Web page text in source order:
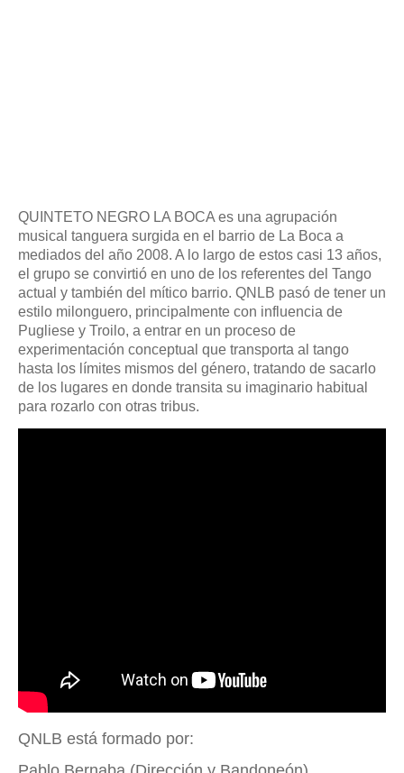
QUINTETO NEGRO LA BOCA es una agrupación
musical tanguera surgida en el barrio de La Boca a
mediados del año 2008. A lo largo de estos casi 13 años,
el grupo se convirtió en uno de los referentes del Tango
actual y también del mítico barrio. QNLB pasó de tener un
estilo milonguero, principalmente con influencia de
Pugliese y Troilo, a entrar en un proceso de
experimentación conceptual que transporta al tango
hasta los límites mismos del género, tratando de sacarlo
de los lugares en donde transita su imaginario habitual
para rozarlo con otras tribus.
QNLB está formado por: